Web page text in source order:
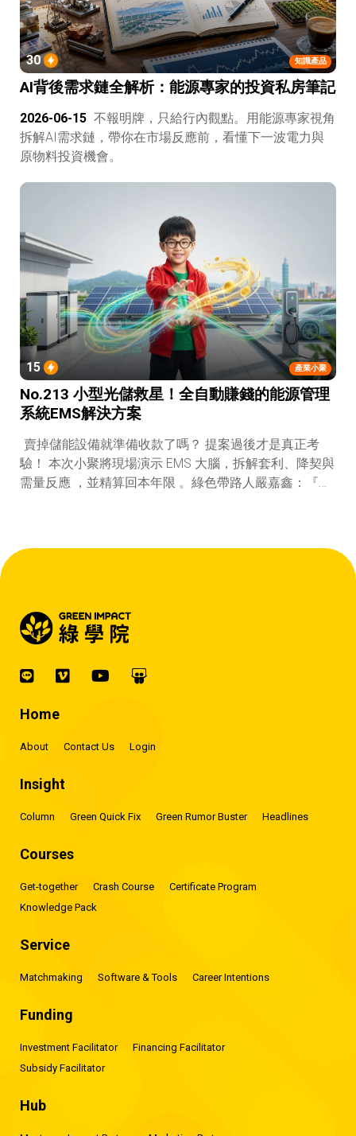
知識產品
30
AI背後需求鏈全解析：能源專家的投資私房筆記
2026-06-15 不報明牌，只給行內觀點。用能源專家視角
拆解AI需求鏈，帶你在市場反應前，看懂下一波電力與
原物料投資機會。
產業小聚
15
No.213 小型光儲救星！全自動賺錢的能源管理
系統EMS解決方案
賣掉儲能設備就準備收款了嗎？ 提案過後才是真正考
驗！ 本次小聚將現場演示 EMS 大腦，拆解套利、降契與
需量反應 ，並精算回本年限 。綠色帶路人嚴嘉鑫：『會
Home
About Contact Us Login
Insight
Column Green Quick Fix Green Rumor Buster Headlines
Courses
Get-together Crash Course
Certificate Program
Knowledge Pack
Service
Matchmaking Software & Tools Career Intentions
Funding
Investment Facilitator
Financing Facilitator
Subsidy Facilitator
Hub